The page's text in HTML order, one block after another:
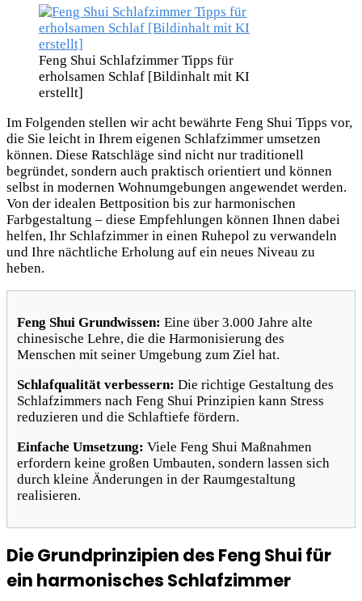
Feng Shui Schlafzimmer Tipps für
erholsamen Schlaf [Bildinhalt mit KI
erstellt]
Im Folgenden stellen wir acht bewährte Feng Shui Tipps vor,
die Sie leicht in Ihrem eigenen Schlafzimmer umsetzen
können. Diese Ratschläge sind nicht nur traditionell
begründet, sondern auch praktisch orientiert und können
selbst in modernen Wohnumgebungen angewendet werden.
Von der idealen Bettposition bis zur harmonischen
Farbgestaltung – diese Empfehlungen können Ihnen dabei
helfen, Ihr Schlafzimmer in einen Ruhepol zu verwandeln
und Ihre nächtliche Erholung auf ein neues Niveau zu
heben.
Feng Shui Grundwissen: Eine über 3.000 Jahre alte
chinesische Lehre, die die Harmonisierung des
Menschen mit seiner Umgebung zum Ziel hat.
Schlafqualität verbessern: Die richtige Gestaltung des
Schlafzimmers nach Feng Shui Prinzipien kann Stress
reduzieren und die Schlaftiefe fördern.
Einfache Umsetzung: Viele Feng Shui Maßnahmen
erfordern keine großen Umbauten, sondern lassen sich
durch kleine Änderungen in der Raumgestaltung
realisieren.
Die Grundprinzipien des Feng Shui für
ein harmonisches Schlafzimmer